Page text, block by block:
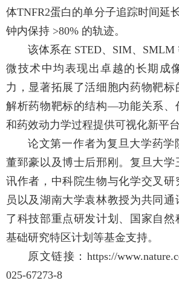
体TNFR2蛋白的单分子追踪时间延
钟内保持 >80% 的轨迹。
该体系在 STED、 SIM、 SMLM
微技术中均表现出卓越的长期成
力，显著拓展了活细胞内药物靶标
解析药物靶标的结构—功能关系、
和药效动力学过程提供可视化新平台
论文第一作者为复旦大学药学
董郅豪以及博士后邢刚。复旦大学
讯作者，中科院生物与化学交叉研
员以及湖南大学袁林教授为共同通
了科技部重点研发计划、国家自
基础研究特区计划等基金支持。
原文链接： https://
025-67273-8